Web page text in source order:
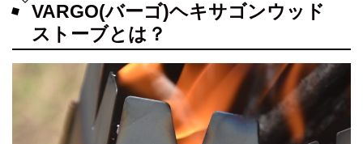
VARGO(バーゴ)ヘキサゴンウッド
ストーブとは？